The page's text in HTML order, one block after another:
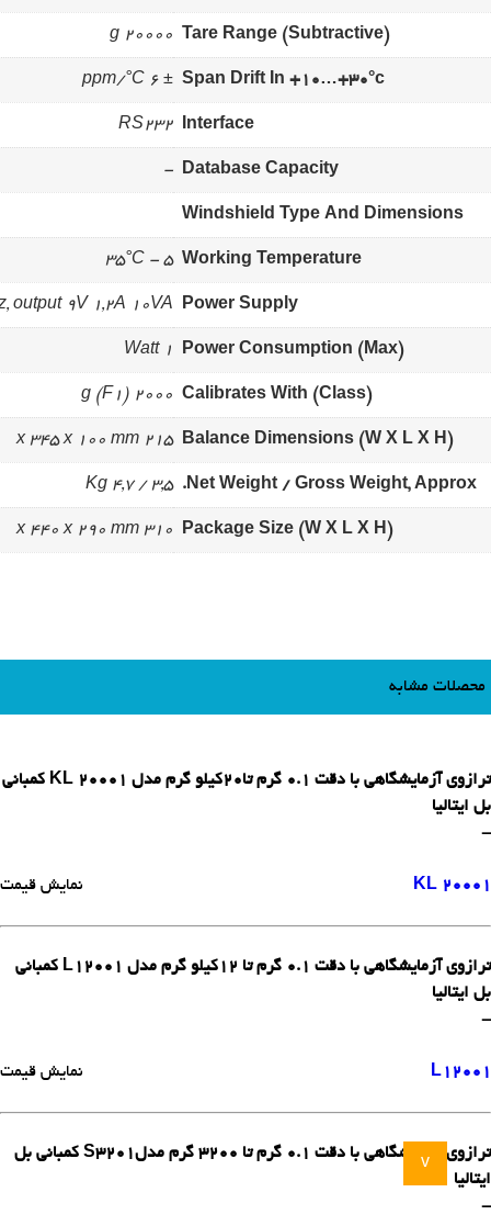
v
Tare Range (Subtractive)
20000 g
Span Drift In +10…+30°c
± 6 ppm/°C
Interface
RS232
Database Capacity
-
Windshield Type And Dimensions
Working Temperature
5 - 35°C
Power Supply
output 9V 1,2A 10VA
Power Consumption (Max)
1 Watt
Calibrates With (Class)
2000 g (F1)
Balance Dimensions (W X L X H)
215 x 345 x 100 mm
Net Weight / Gross Weight, Approx.
3,5 / 4,7 Kg
Package Size (W X L X H)
310 x 440 x 290 mm
محصلات مشابه
ترازوی آزمایشگاهی با دقت 0.1 گرم تا20کیلو گرم مدل KL 20001 کمبانی
بل ایتالیا
-
KL 20001 نمایش قیمت
ترازوی آزمایشگاهی با دقت 0.1 گرم تا 12کیلو گرم مدل L12001 کمبانی
بل ایتالیا
-
L12001 نمایش قیمت
ترازوی آزمایشگاهی با دقت 0.1 گرم تا 3200 گرم مدلS3201 کمبانی بل
ایتالیا
-